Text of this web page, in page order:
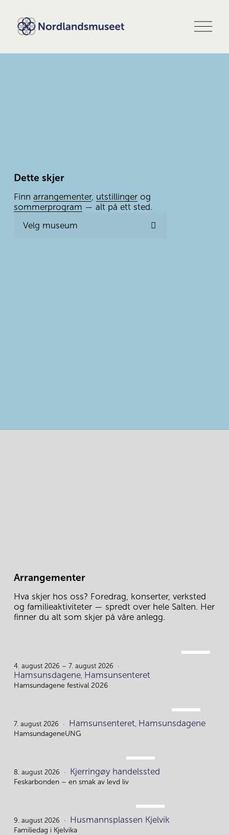
Å
p
e
Dette skjer
Finn arrangementer, utstillinger
sommerprogram — alt på ett sted.
Velg museum
Arrangementer
Hva skjer hos oss? Foredrag, konserter, verksted
og familieaktiviteter — spredt over hele Salten. Her
finner du alt som skjer på våre anlegg.
4. august 2026 – 7. august 2026
Hamsunsdagene, Hamsunsenteret
Hamsundagene festival 2026
7.
7. august 2026 Hamsunsenteret, Hamsunsdagene
HamsundageneUNG
8.
8. august 2026 Kjerringøy handelssted
Feskarbonden – en smak av levd liv
9.
9. august 2026 Husmannsplassen Kjelvik
Familiedag i Kjelvika